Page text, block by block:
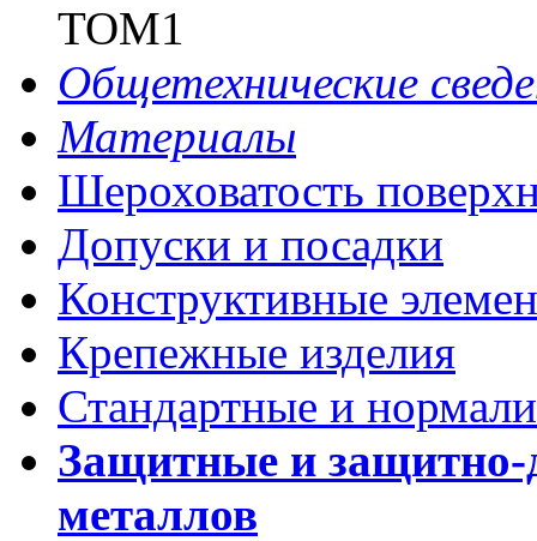
ТОМ1
Общетехнические
Материалы
Шероховатость
Допуски и посадки
Конструктивные
Крепежные изделия
Стандартные и
Защитные и защитно-
металлов